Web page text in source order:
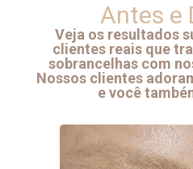
Antes e
Veja os resultados
clientes reais que
sobrancelhas com
Nossos clientes
e você